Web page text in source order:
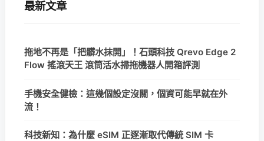
最新文章
拖地不再是「把髒水抹開」！石頭科技 Qrevo Edge 2
Flow 搖滾天王 滾筒活水掃拖機器人開箱評測
手機安全健檢：這幾個設定沒關，個資可能早就在外
流！
科技新知：為什麼 eSIM 正逐漸取代傳統 SIM 卡